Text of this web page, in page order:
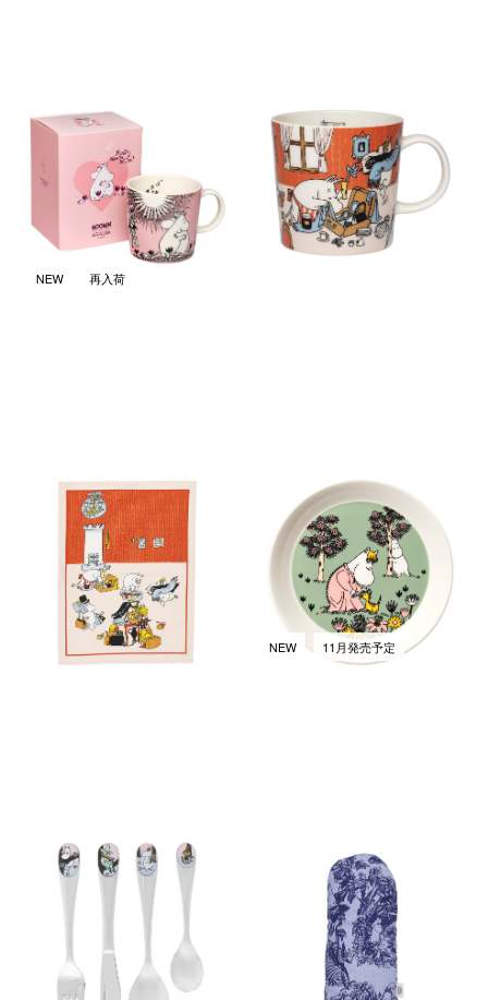
ムーミン クラシック マグ 0.3L
Love 30周年 箱入り スペシャ
ルエディション
￥6,050
(税込)
ムーミン ホリデーラッシュ
2026サマー マグ 0.3L
￥4,950 (税込)
NEW 再入荷
ムーミン キッチン キッチンタ
オル 50x70cm
￥2,530
(税込)
ムーミン クラシック プレート
19cm ラビングケア
￥4,950 (税込)
ムーミン カトラリー チルドレ
ンセット フレンズフォーエバ
NEW 11月発売予定
ミスティカル フォレスト ミト
ン 15x34cm ブルー
(税込)